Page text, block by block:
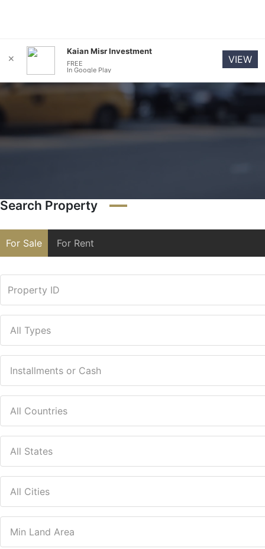
Search Property
For Sale For Rent
✕
Kaian Misr Investment
FREE
In Google Play
VIEW